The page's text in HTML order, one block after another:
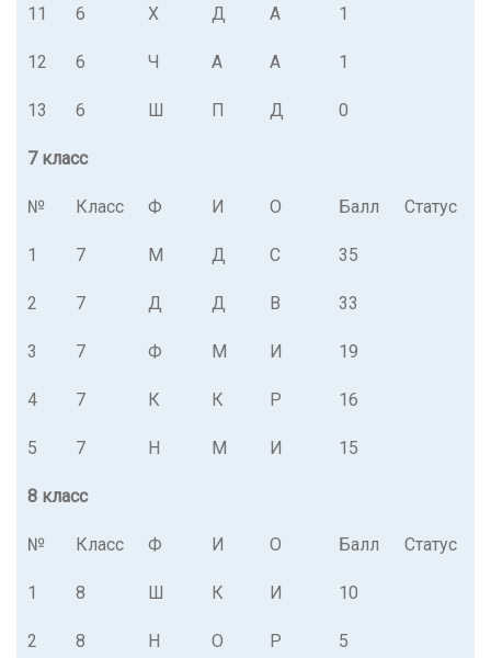
11 6 Х Д А 1
12 6 Ч А А 1
13 6 Ш П Д 0
7 класс
№ Класс Ф И О Балл Статус
1 7 М Д С 35
2 7 Д Д В 33
3 7 Ф М И 19
4 7 К К Р 16
5 7 Н М И 15
8 класс
№ Класс Ф И О Балл Статус
1 8 Ш К И 10
2 8 Н О Р 5